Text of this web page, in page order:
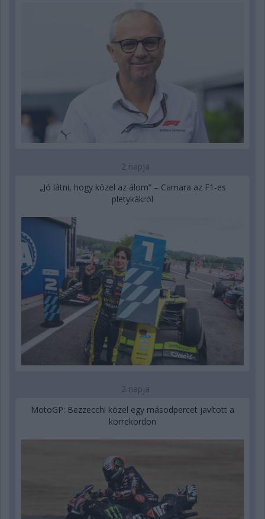
2 napja
„Jó látni, hogy közel az álom” – Camara az F1-es
pletykákról
2 napja
MotoGP: Bezzecchi közel egy másodpercet javított a
körrekordon